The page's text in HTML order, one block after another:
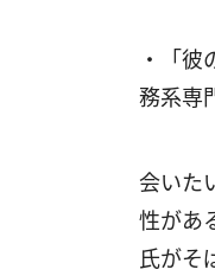
・「
務系専
会いた
性があ
氏がそ